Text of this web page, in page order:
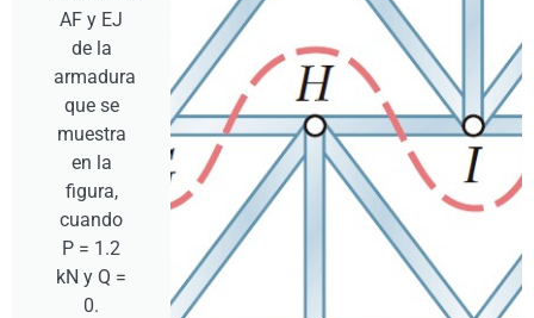
AF y EJ
de la
armadura
que se
muestra
en la
figura,
cuando
P = 1.2
kN y Q =
0.